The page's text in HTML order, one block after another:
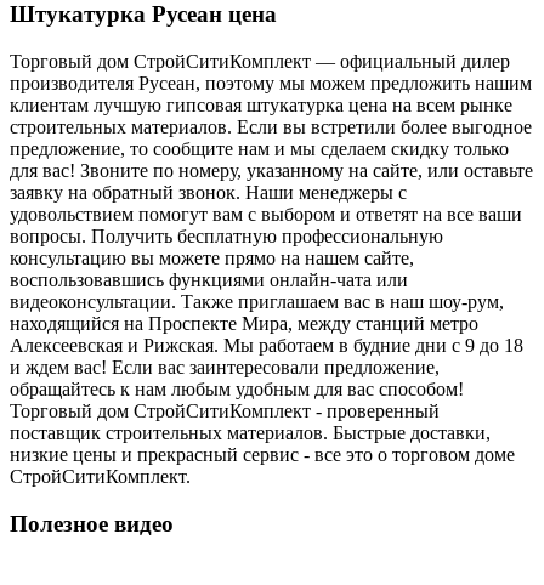
Штукатурка Русеан цена
Торговый дом СтройСитиКомплект — официальный дилер
производителя Русеан, поэтому мы можем предложить нашим
клиентам лучшую гипсовая штукатурка цена на всем рынке
строительных материалов. Если вы встретили более выгодное
предложение, то сообщите нам и мы сделаем скидку только
для вас! Звоните по номеру, указанному на сайте, или оставьте
заявку на обратный звонок. Наши менеджеры с
удовольствием помогут вам с выбором и ответят на все ваши
вопросы. Получить бесплатную профессиональную
консультацию вы можете прямо на нашем сайте,
воспользовавшись функциями онлайн-чата или
видеоконсультации. Также приглашаем вас в наш шоу-рум,
находящийся на Проспекте Мира, между станций метро
Алексеевская и Рижская. Мы работаем в будние дни с 9 до 18
и ждем вас! Если вас заинтересовали предложение,
обращайтесь к нам любым удобным для вас способом!
Торговый дом СтройСитиКомплект - проверенный
поставщик строительных материалов. Быстрые доставки,
низкие цены и прекрасный сервис - все это о торговом доме
СтройСитиКомплект.
Полезное видео